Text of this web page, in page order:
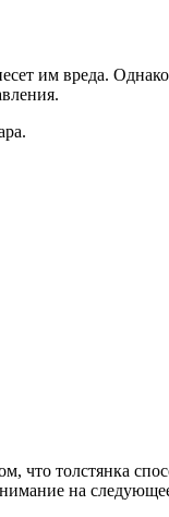
им вреда.
что толстянка
на